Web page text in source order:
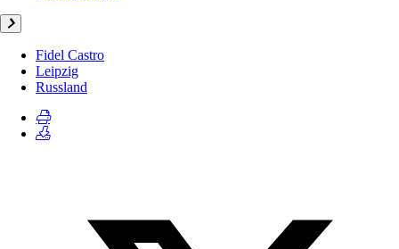
Fidel Castro
Leipzig
Russland